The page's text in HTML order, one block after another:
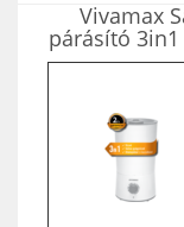
Vivamax
párásító 3in1